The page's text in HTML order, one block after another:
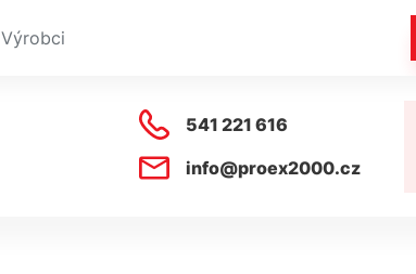
Výrobci
541 221 616
info@proex2000.cz